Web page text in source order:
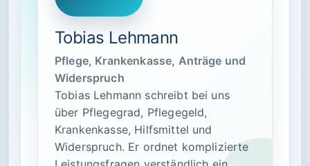
Tobias Lehmann
Pflege, Krankenkasse, Anträge und
Widerspruch
Tobias Lehmann schreibt bei uns
über Pflegegrad, Pflegegeld,
Krankenkasse, Hilfsmittel und
Widerspruch. Er ordnet komplizierte